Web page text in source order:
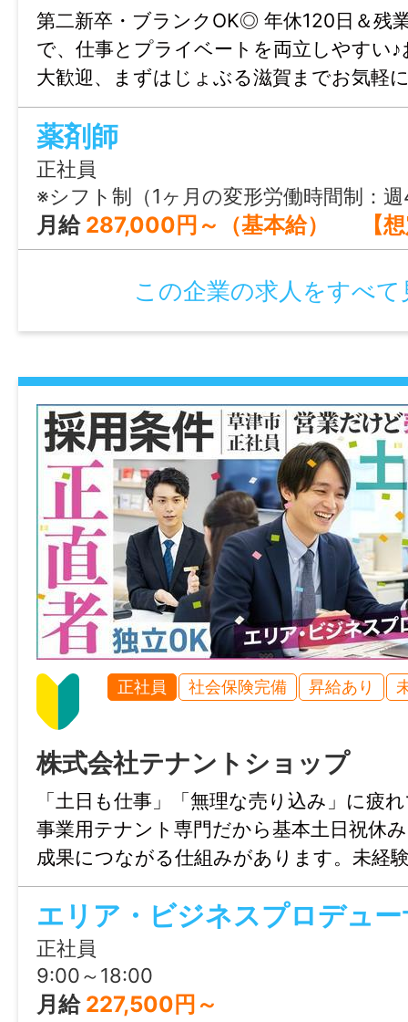
就業日
月～土（シフト制）※土曜保育担当時（月1
平日にて振り替え休日を取得
休日・休暇
日祝（年間勤務カレンダーによる） ※年2
日あり（社員研修）、6ヶ月経過後の年次
日、バースデー休暇（特別休暇）、育児休
業、介護休暇、短時間勤務制度（※勤務年
学校6年生まで）、結婚休暇7日間（有給）
休暇（有給）、忌引休暇（有給）
通勤手当あり(上限38,000円／月)
退職金制度あり(勤務3年以上)
資格取得補助あり
住宅手当あり(家賃補助 ※社内規定あり)
その他手当あり(時間外手当)
加入保険等
社会保険完備（雇用・健康・労災・厚生）
マイカー通勤
可
時間外
月平均5時間
特記事項
・受動喫煙防止対策：敷地内禁煙
・試用期間：6ヶ月
・試用期間中の労働条件：同条件
・雇用期間の定め：なし
第二新卒・ブランクOK◎ 年休120日＆残
で、仕事とプライベートを両立しやすい
大歓迎、まずはじょぶる滋賀までお気軽
い。
薬剤師
正社員
※シフト制（1ヶ月の変形労働時間制：週40時間） ①09:00～20:00
月給 287,000円～（基本給） 【想定年収】 405万円～650万円程度 ※経験、年齢、能力を考慮
この企業の求人をすべて
正社員 社会保険完備 昇給あり
株式会社テナントショップ
「土日も仕事」「無理な売り込み」に疲
事業用テナント専門だから基本土日祝休
成果につながる仕組みがあります。未経
る環境で、あなたらしい不動産キャリア
う。
正社員
9:00～18:00
月給 227,500円～